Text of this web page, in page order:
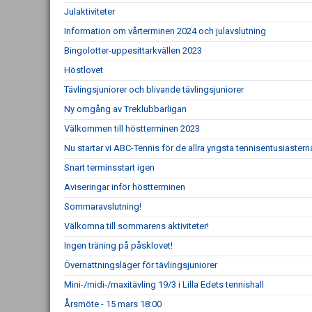
Julaktiviteter
Information om vårterminen 2024 och julavslutning
Bingolotter-uppesittarkvällen 2023
Höstlovet
Tävlingsjuniorer och blivande tävlingsjuniorer
Ny omgång av Treklubbarligan
Välkommen till höstterminen 2023
Nu startar vi ABC-Tennis för de allra yngsta
Snart terminsstart igen
Aviseringar inför höstterminen
Sommaravslutning!
Välkomna till sommarens aktiviteter!
Ingen träning på påsklovet!
Övernattningsläger för tävlingsjuniorer
Mini-/midi-/maxitävling 19/3 i Lilla Edets tennishall
Årsmöte - 15 mars 18:00